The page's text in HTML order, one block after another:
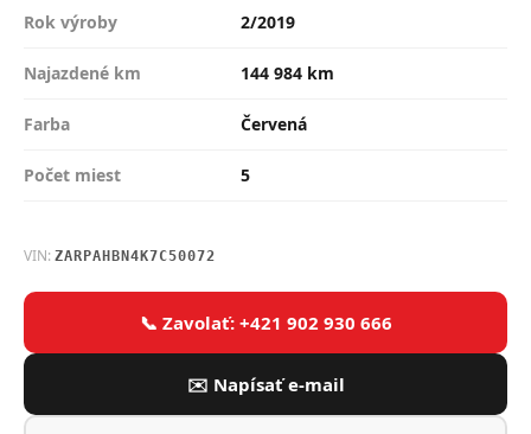
Rok výroby 2/2019
Najazdené km 144 984 km
Farba Červená
Počet miest 5
VIN: ZARPAHBN4K7C50072
📞 Zavolať: +421 902 930 666
✉️ Napísať e-mail